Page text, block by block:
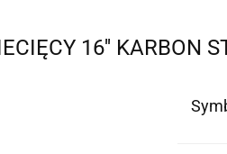
16'' KARBON